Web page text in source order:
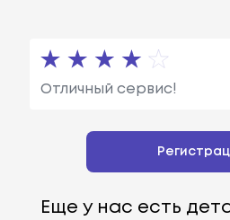
Отличный сервис!
Еще у нас есть